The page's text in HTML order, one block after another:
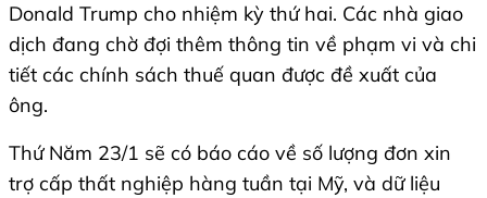
Donald Trump cho nhiệm kỳ thứ hai. Các nhà giao
dịch đang chờ đợi thêm thông tin về phạm vi và chi
tiết các chính sách thuế quan được đề xuất của
ông.
Thứ Năm 23/1 sẽ có báo cáo về số lượng đơn xin
trợ cấp thất nghiệp hàng tuần tại Mỹ, và dữ liệu